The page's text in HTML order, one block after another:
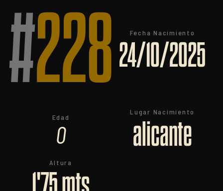
#228 Fecha Nacimiento
24/10/2025
Edad
0
Lugar Nacimiento
alicante
Altura